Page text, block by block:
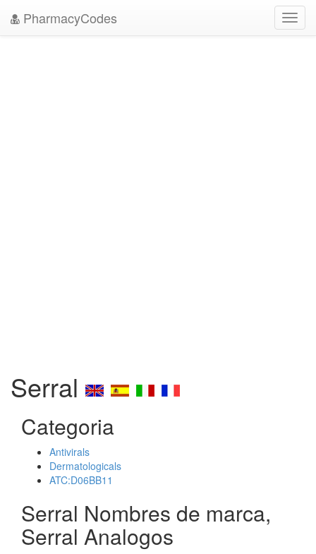
PharmacyCodes
Serral
Categoria
Antivirals
Dermatologicals
ATC:D06BB11
Serral Nombres de marca,
Serral Analogos